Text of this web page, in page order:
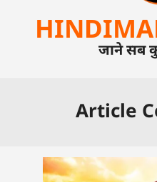
जाने सब
Article